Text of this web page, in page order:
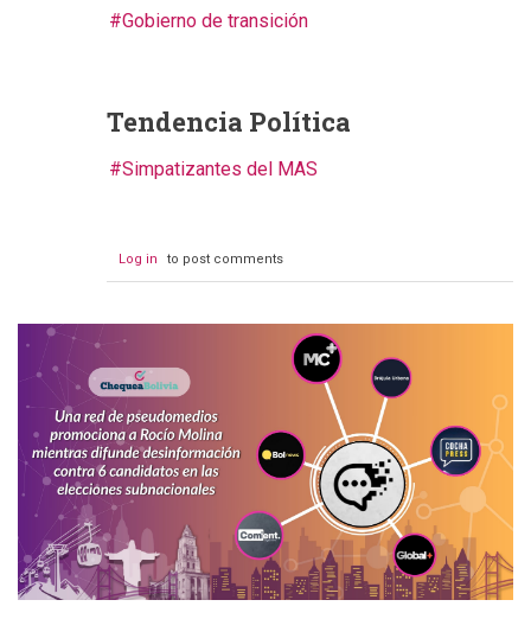
Gobierno de transición
Tendencia Política
Simpatizantes del MAS
Log in to post comments